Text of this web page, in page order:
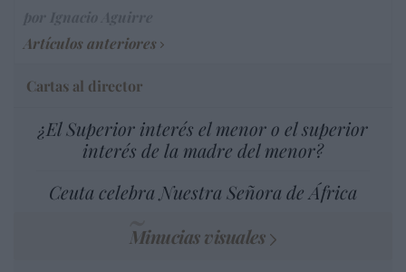
Artículos anteriores
Cartas al director
¿El Superior interés el menor o el superior
interés de la madre del menor?
Ceuta celebra Nuestra Señora de África
Minucias visuales